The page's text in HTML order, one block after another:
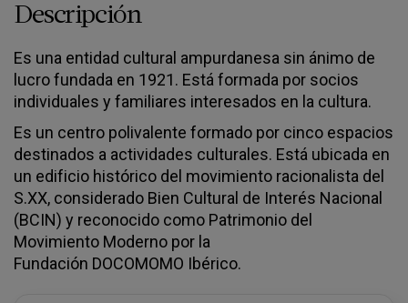
Descripción
Es una entidad cultural ampurdanesa sin ánimo de
lucro fundada en 1921. Está formada por socios
individuales y familiares interesados en la cultura.
Es un centro polivalente formado por cinco espacios
destinados a actividades culturales. Está ubicada en
un edificio histórico del movimiento racionalista del
S.XX, considerado Bien Cultural de Interés Nacional
(BCIN) y reconocido como Patrimonio del
Movimiento Moderno por la
Fundación DOCOMOMO Ibérico.